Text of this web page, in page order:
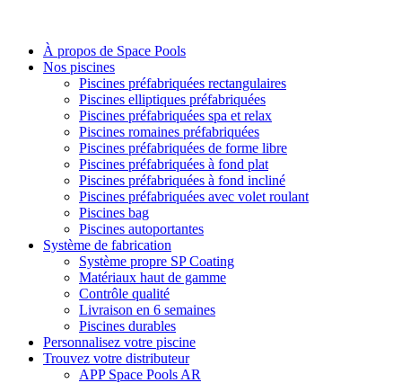
À propos de Space Pools
Nos piscines
Piscines préfabriquées rectangulaires
Piscines elliptiques préfabriquées
Piscines préfabriquées spa et relax
Piscines romaines préfabriquées
Piscines préfabriquées de forme libre
Piscines préfabriquées à fond plat
Piscines préfabriquées à fond incliné
Piscines préfabriquées avec volet roulant
Piscines bag
Piscines autoportantes
Système de fabrication
Système propre SP Coating
Matériaux haut de gamme
Contrôle qualité
Livraison en 6 semaines
Piscines durables
Personnalisez votre piscine
Trouvez votre distributeur
APP Space Pools AR